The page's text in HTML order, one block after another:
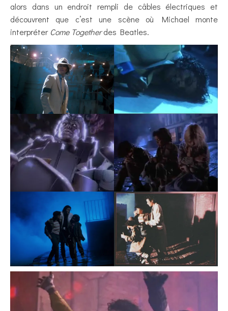
alors dans un endroit rempli de câbles électriques et
découvrent que c’est une scène où Michael monte
interpréter Come Togetherdes Beatles.